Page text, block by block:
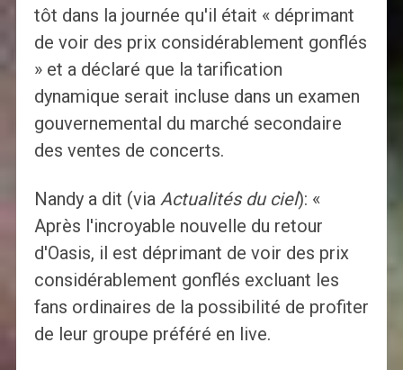
tôt dans la journée qu'il était « déprimant
de voir des prix considérablement gonflés
» et a déclaré que la tarification
dynamique serait incluse dans un examen
gouvernemental du marché secondaire
des ventes de concerts.
Nandy a dit (via Actualités du ciel): «
Après l'incroyable nouvelle du retour
d'Oasis, il est déprimant de voir des prix
considérablement gonflés excluant les
fans ordinaires de la possibilité de profiter
de leur groupe préféré en live.